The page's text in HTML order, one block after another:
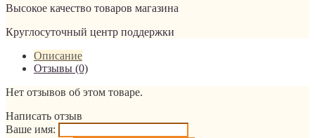
Высокое качество товаров магазина
Круглосуточный центр поддержки
Описание
Отзывы (0)
Нет отзывов об этом товаре.
Написать отзыв
Ваше имя: